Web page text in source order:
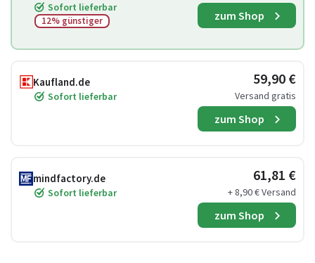
Sofort lieferbar
12% günstiger zum Shop
Kaufland.de
Sofort lieferbar
59,90 €
Versand gratis
zum Shop
mindfactory.de
Sofort lieferbar
61,81 €
+ 8,90 € Versand
zum Shop